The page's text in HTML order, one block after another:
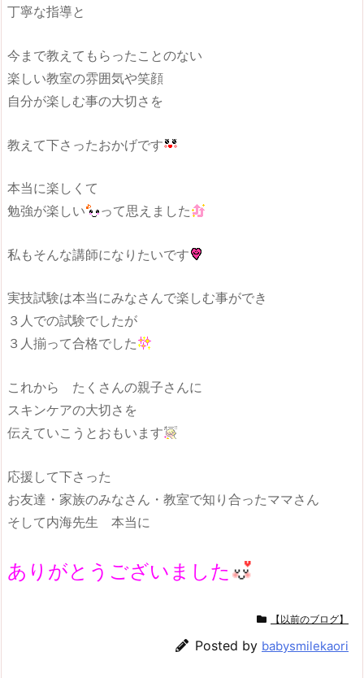
丁寧な指導と
今まで教えてもらったことのない
楽しい教室の雰囲気や笑顔
自分が楽しむ事の大切さを
教えて下さったおかげです
本当に楽しくて
勉強が楽しい
って思えました
私もそんな講師になりたいです
実技試験は本当にみなさんで楽しむ事ができ
３人での試験でしたが
３人揃って合格でした
これから たくさんの親子さんに
スキンケアの大切さを
伝えていこうとおもいます
応援して下さった
お友達・家族のみなさん・教室で知り合ったママさん
そして内海先生 本当に
ありがとうございました
【以前のブログ】
Posted by babysmilekaori